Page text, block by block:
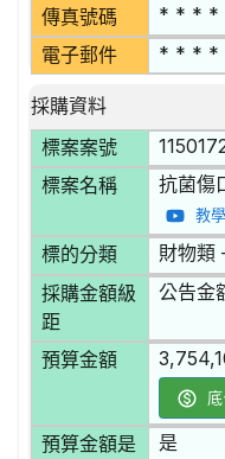
傳真號碼 * * * *
電子郵件 * * * *
採購資料
標案案號
標案名稱 抗菌傷
教學
標的分類 財物
採購金額級
距
公告金
預算金額
預算金額是
是